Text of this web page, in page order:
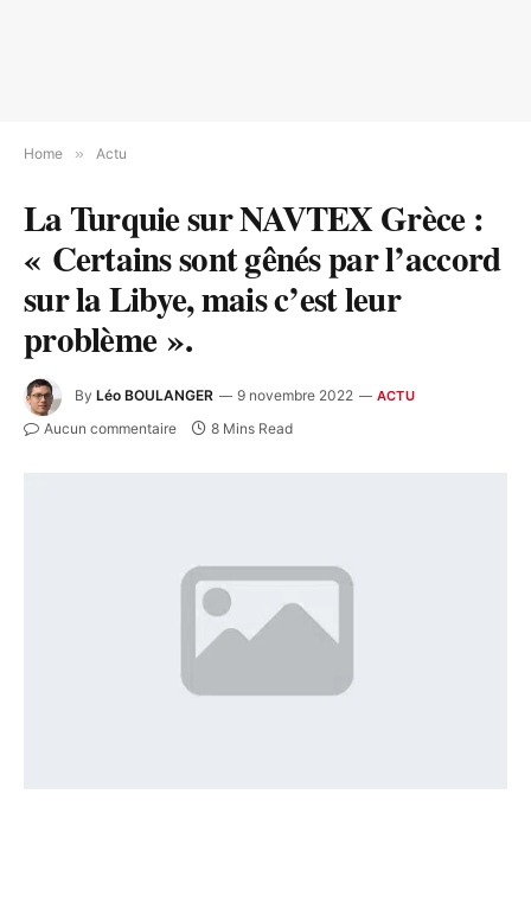
Home » Actu
La Turquie sur NAVTEX Grèce :
« Certains sont gênés par l’accord
sur la Libye, mais c’est leur
problème ».
By Léo BOULANGER 9 novembre 2022 ACTU
Aucun commentaire 8 Mins Read